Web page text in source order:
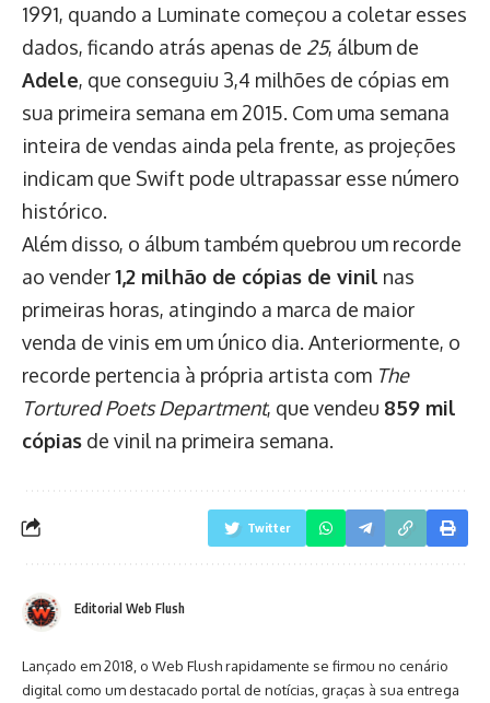
1991, quando a Luminate começou a coletar esses
dados, ficando atrás apenas de 25, álbum de
Adele, que conseguiu 3,4 milhões de cópias em
sua primeira semana em 2015. Com uma semana
inteira de vendas ainda pela frente, as projeções
indicam que Swift pode ultrapassar esse número
histórico.
Além disso, o álbum também quebrou um recorde
ao vender1,2 milhão de cópias de vinil nas
primeiras horas, atingindo a marca de maior
venda de vinis em um único dia. Anteriormente, o
recorde pertencia à própria artista com The
Tortured Poets Department, que vendeu 859 mil
cópias de vinil na primeira semana.
Twitter
Editorial Web Flush
Lançado em 2018, o Web Flush rapidamente se firmou no cenário
digital como um destacado portal de notícias, graças à sua entrega